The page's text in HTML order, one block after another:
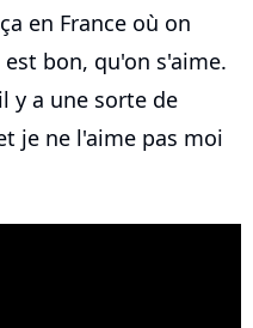
en France où on
bon, qu'on s'aime.
y a une sorte de
je ne l'aime pas moi